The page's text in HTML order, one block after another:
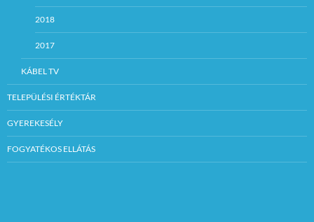
2018
2017
KÁBEL TV
TELEPÜLÉSI ÉRTÉKTÁR
GYEREKESÉLY
FOGYATÉKOS ELLÁTÁS